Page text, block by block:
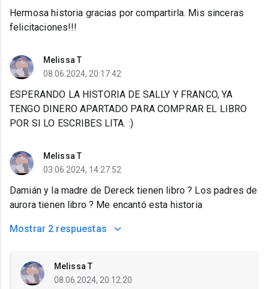
Hermosa historia gracias por compartirla. Mis sinceras
felicitaciones!!!
Melissa T
08.06.2024, 20:17:42
ESPERANDO LA HISTORIA DE SALLY Y FRANCO, YA
TENGO DINERO APARTADO PARA COMPRAR EL LIBRO
POR SI LO ESCRIBES LITA. :)
Melissa T
03.06.2024, 14:27:52
Damián y la madre de Dereck tienen libro ? Los padres de
aurora tienen libro ? Me encantó esta historia
Mostrar 2 respuestas
Melissa T
08.06.2024, 20:12:20